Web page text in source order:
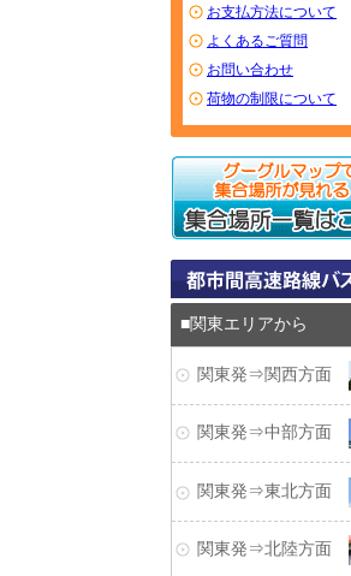
お支払方法について
よくあるご質問
お問い合わせ
荷物の制限について
関東エリアから
関東発⇒関西方面
関東発⇒中部方面
関東発⇒東北方面
関東発⇒北陸方面